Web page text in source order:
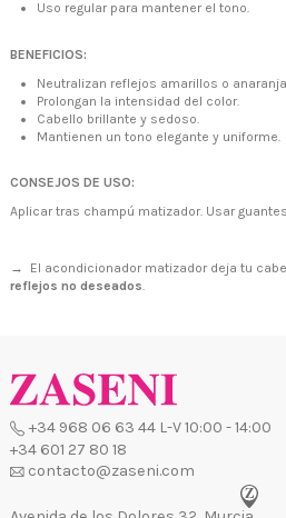
Uso regular para mantener el tono.
BENEFICIOS:
Neutralizan reflejos amarillos o
Prolongan la intensidad del color.
Cabello brillante y sedoso.
Mantienen un tono elegante y uniforme.
CONSEJOS DE USO:
Aplicar tras champú matizador. Usar
→ El acondicionador matizador deja tu
reflejos no deseados.
Avenida de los Dolores 32, Murcia